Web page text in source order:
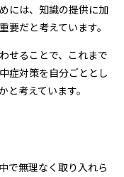
には、知識の提供に加
だと考えています。
せることで、これまで
症対策を自分ごととし
考えています。
で無理なく取り入れら